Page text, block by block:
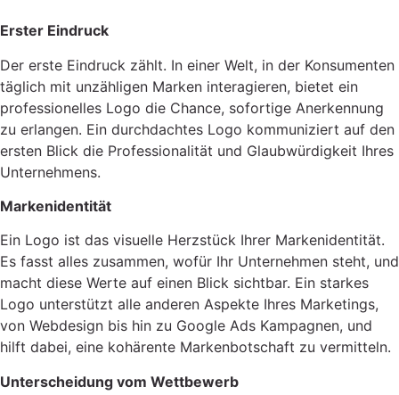
Erster Eindruck
Der erste Eindruck zählt. In einer Welt, in der Konsumenten
täglich mit unzähligen Marken interagieren, bietet ein
professionelles Logo die Chance, sofortige Anerkennung
zu erlangen. Ein durchdachtes Logo kommuniziert auf den
ersten Blick die Professionalität und Glaubwürdigkeit Ihres
Unternehmens.
Markenidentität
Ein Logo ist das visuelle Herzstück Ihrer Markenidentität.
Es fasst alles zusammen, wofür Ihr Unternehmen steht, und
macht diese Werte auf einen Blick sichtbar. Ein starkes
Logo unterstützt alle anderen Aspekte Ihres Marketings,
von Webdesign bis hin zu Google Ads Kampagnen, und
hilft dabei, eine kohärente Markenbotschaft zu vermitteln.
Unterscheidung vom Wettbewerb